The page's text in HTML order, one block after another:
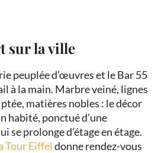
sur la ville
peuplée d’œuvres et le Bar 55
à la main. Marbre veiné, lignes
matières nobles : le décor
habité, ponctué d’une
se prolonge d’étage en étage.
Tour Eiffel donne rendez-vous